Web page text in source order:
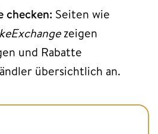
checken: Seiten wie
zeigen
und Rabatte
übersichtlich an.